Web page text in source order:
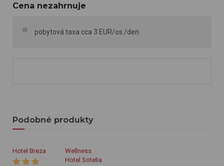
Cena nezahrnuje
pobytová taxa cca 3 EUR/os./den
Podobné produkty
Hotel Breza
Wellness
Hotel Sotelia